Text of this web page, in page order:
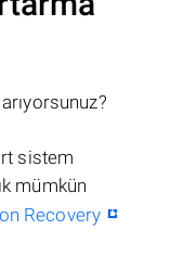
sistem
mümkün
Recovery